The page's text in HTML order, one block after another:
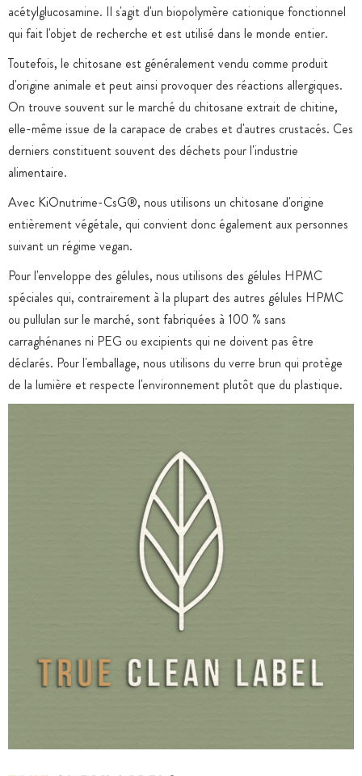
acétylglucosamine. Il s'agit d'un biopolymère cationique fonctionnel
qui fait l'objet de recherche et est utilisé dans le monde entier.
Toutefois, le chitosane est généralement vendu comme produit
d'origine animale et peut ainsi provoquer des réactions allergiques.
On trouve souvent sur le marché du chitosane extrait de chitine,
elle-même issue de la carapace de crabes et d'autres crustacés. Ces
derniers constituent souvent des déchets pour l'industrie
alimentaire.
Avec KiOnutrime-CsG®, nous utilisons un chitosane d'origine
entièrement végétale, qui convient donc également aux personnes
suivant un régime vegan.
Pour l'enveloppe des gélules, nous utilisons des gélules HPMC
spéciales qui, contrairement à la plupart des autres gélules HPMC
ou pullulan sur le marché, sont fabriquées à 100 % sans
carraghénanes ni PEG ou excipients qui ne doivent pas être
déclarés. Pour l'emballage, nous utilisons du verre brun qui protège
de la lumière et respecte l'environnement plutôt que du plastique.